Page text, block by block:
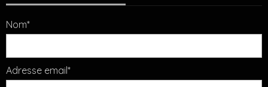
Nom*
Adresse email*